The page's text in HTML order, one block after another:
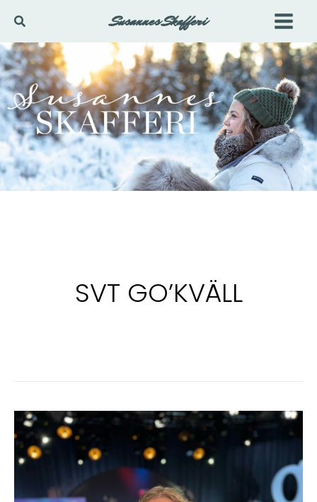
innehåll
Sök Susannes Skafferi
SVT GO’KVÄLL
HÖSTMYS
&
ALLHELGONAMIDDAG